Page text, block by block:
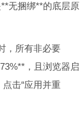
无捆绑**的底层原
，所有非必要
，且浏览器启
击“应用并重